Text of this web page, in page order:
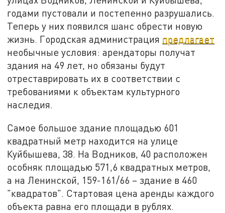
годами пустовали и постепенно разрушались.
Теперь у них появился шанс обрести новую
жизнь. Городская администрация предлагает
необычные условия: арендаторы получат
здания на 49 лет, но обязаны будут
отреставрировать их в соответствии с
требованиями к объектам культурного
наследия.
Самое большое здание площадью 601
квадратный метр находится на улице
Куйбышева, 38. На Водников, 40 расположен
особняк площадью 571,6 квадратных метров,
а на Ленинской, 159-161/66 – здание в 460
"квадратов". Стартовая цена аренды каждого
объекта равна его площади в рублях.